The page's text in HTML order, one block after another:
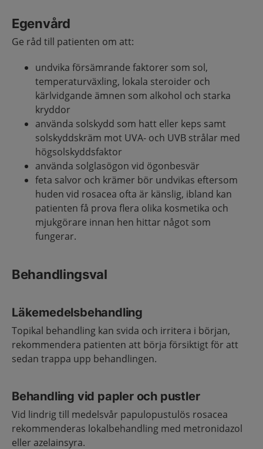
Egenvård
Ge råd till patienten om att:
undvika försämrande faktorer som sol,
temperaturväxling, lokala steroider och
kärlvidgande ämnen som alkohol och starka
kryddor
använda solskydd som hatt eller keps samt
solskyddskräm mot UVA- och UVB strålar med
högsolskyddsfaktor
använda solglasögon vid ögonbesvär
feta salvor och krämer bör undvikas eftersom
huden vid rosacea ofta är känslig, ibland kan
patienten få prova flera olika kosmetika och
mjukgörare innan hen hittar något som
fungerar.
Behandlingsval
Läkemedelsbehandling
Topikal behandling kan svida och irritera i början,
rekommendera patienten att börja försiktigt för att
sedan trappa upp behandlingen.
Behandling vid papler och pustler
Vid lindrig till medelsvår papulopustulös rosacea
rekommenderas lokalbehandling med metronidazol
eller azelainsyra.